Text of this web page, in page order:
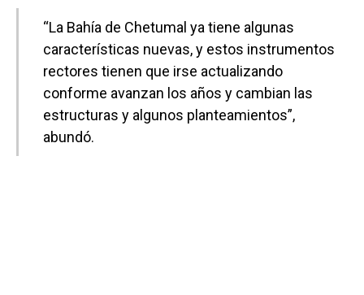
“La Bahía de Chetumal ya tiene algunas
características nuevas, y estos instrumentos
rectores tienen que irse actualizando
conforme avanzan los años y cambian las
estructuras y algunos planteamientos”,
abundó.